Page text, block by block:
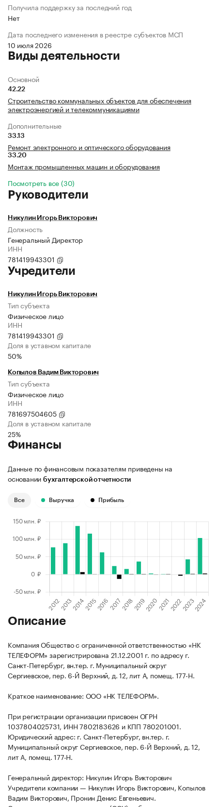
Получила поддержку за последний год
Нет
Дата последнего изменения в реестре субъектов МСП
10 июля 2026
Виды деятельности
Основной
42.22
Строительство коммунальных объектов для обеспечения
электроэнергией и телекоммуникациями
Дополнительные
33.13
Ремонт электронного и оптического оборудования
33.20
Монтаж промышленных машин и оборудования
Посмотреть все (30)
Руководители
Никулин Игорь Викторович
Должность
Генеральный Директор
ИНН
781419943301
Учредители
Никулин Игорь Викторович
Тип субъекта
Физическое лицо
ИНН
781419943301
Доля в уставном капитале
50%
Копылов Вадим Викторович
Тип субъекта
Физическое лицо
ИНН
781697504605
Доля в уставном капитале
25%
Финансы
Данные по финансовым показателям приведены на
основании бухгалтерской отчетности
Все Выручка Прибыль
Описание
Компания Общество с ограниченной ответственностью «НК
ТЕЛЕФОРМ» зарегистрирована 21.12.2001 г. по адресу г.
Санкт-Петербург, вн.тер. г. Муниципальный округ
Сергиевское, пер. 6-Й Верхний, д. 12, лит А, помещ. 177-Н.
Краткое наименование: ООО «НК ТЕЛЕФОРМ».
При регистрации организации присвоен ОГРН
1037804025731, ИНН 7802183626 и КПП 780201001.
Юридический адрес: г. Санкт-Петербург, вн.тер. г.
Муниципальный округ Сергиевское, пер. 6-Й Верхний, д. 12,
лит А, помещ. 177-Н.
Генеральный директор: Никулин Игорь Викторович
Учредители компании — Никулин Игорь Викторович, Копылов
Вадим Викторович, Пронин Денис Евгеньевич.